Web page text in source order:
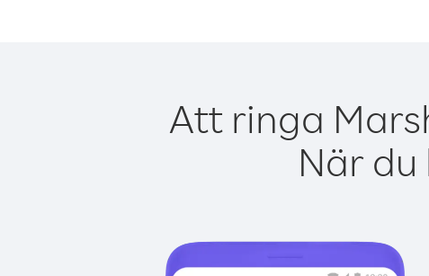
Att ringa
När